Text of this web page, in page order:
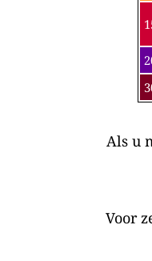
Als u
Voor